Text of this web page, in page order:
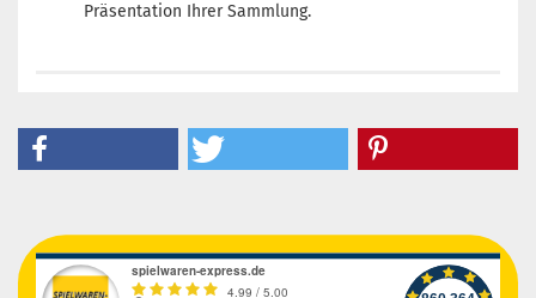
Präsentation Ihrer Sammlung.